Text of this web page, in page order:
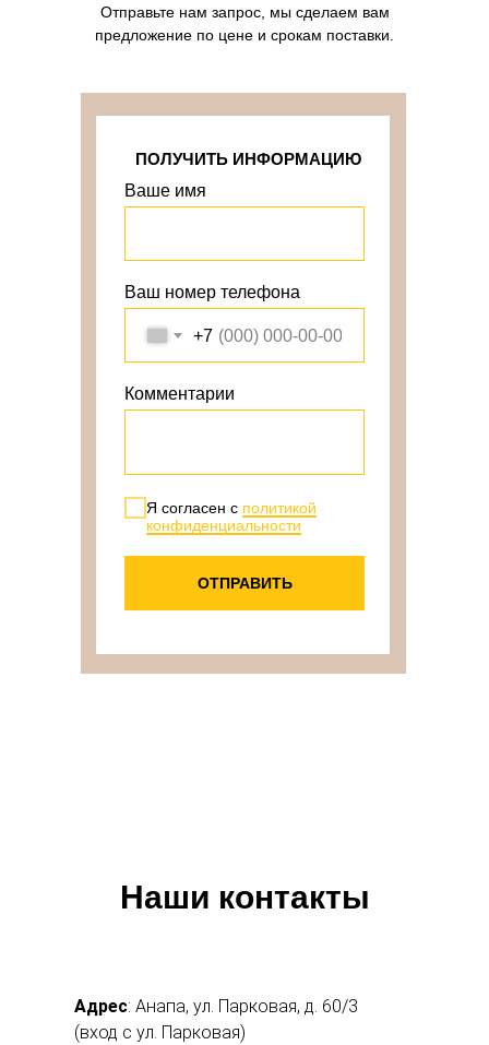
Отправьте нам запрос, мы сделаем вам
предложение по цене и срокам поставки.
Ваше имя
Ваш номер телефона
+7
Комментарии
Я согласен с политикой
конфиденциальности
ОТПРАВИТЬ
ПОЛУЧИТЬ ИНФОРМАЦИЮ
Наши контакты
Адрес: Анапа, ул. Парковая, д. 60/3
(вход с ул. Парковая)